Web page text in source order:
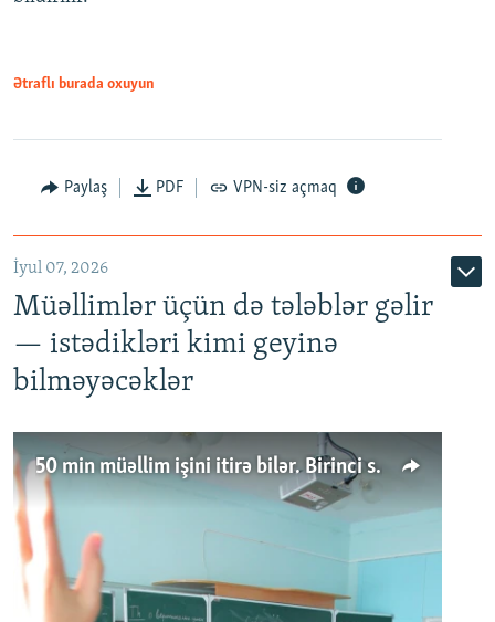
Ətraflı burada oxuyun
Paylaş PDF VPN-siz açmaq
İyul 07, 2026
Müəllimlər üçün də tələblər gəlir
— istədikləri kimi geyinə
bilməyəcəklər
50 min müəllim işini itirə bilər. Birinci sinfə gedənlər azalır